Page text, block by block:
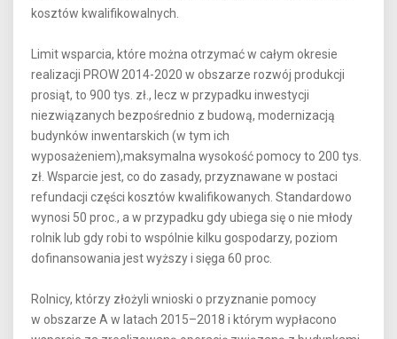
kosztów kwalifikowalnych.
Limit wsparcia, które można otrzymać w całym okresie
realizacji PROW 2014-2020 w obszarze rozwój produkcji
prosiąt, to 900 tys. zł., lecz w przypadku inwestycji
niezwiązanych bezpośrednio z budową, modernizacją
budynków inwentarskich (w tym ich
wyposażeniem),maksymalna wysokość pomocy to 200 tys.
zł. Wsparcie jest, co do zasady, przyznawane w postaci
refundacji części kosztów kwalifikowanych. Standardowo
wynosi 50 proc., a w przypadku gdy ubiega się o nie młody
rolnik lub gdy robi to wspólnie kilku gospodarzy, poziom
dofinansowania jest wyższy i sięga 60 proc.
Rolnicy, którzy złożyli wnioski o przyznanie pomocy
w obszarze A w latach 2015–2018 i którym wypłacono